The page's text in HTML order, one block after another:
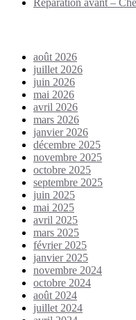
Réparation avant –
août 2026
juillet 2026
juin 2026
mai 2026
avril 2026
mars 2026
janvier 2026
décembre 2025
novembre 2025
octobre 2025
septembre 2025
juin 2025
mai 2025
avril 2025
mars 2025
février 2025
janvier 2025
novembre 2024
octobre 2024
août 2024
juillet 2024